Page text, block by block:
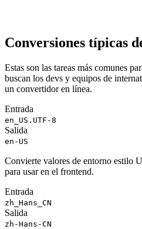
Conversiones típicas
Estas son las tareas más comunes
buscan los devs y equipos de
un convertidor en línea.
Entrada
en_US.UTF-8
Salida
en-US
Convierte valores de entorno estilo
para usar en el frontend.
Entrada
zh_Hans_CN
Salida
zh-Hans-CN